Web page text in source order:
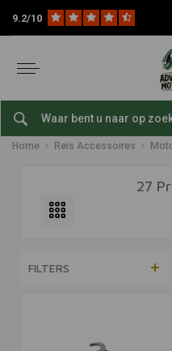
9.2/10
Tank ringen
Home Reis Accessoires
27
FILTERS